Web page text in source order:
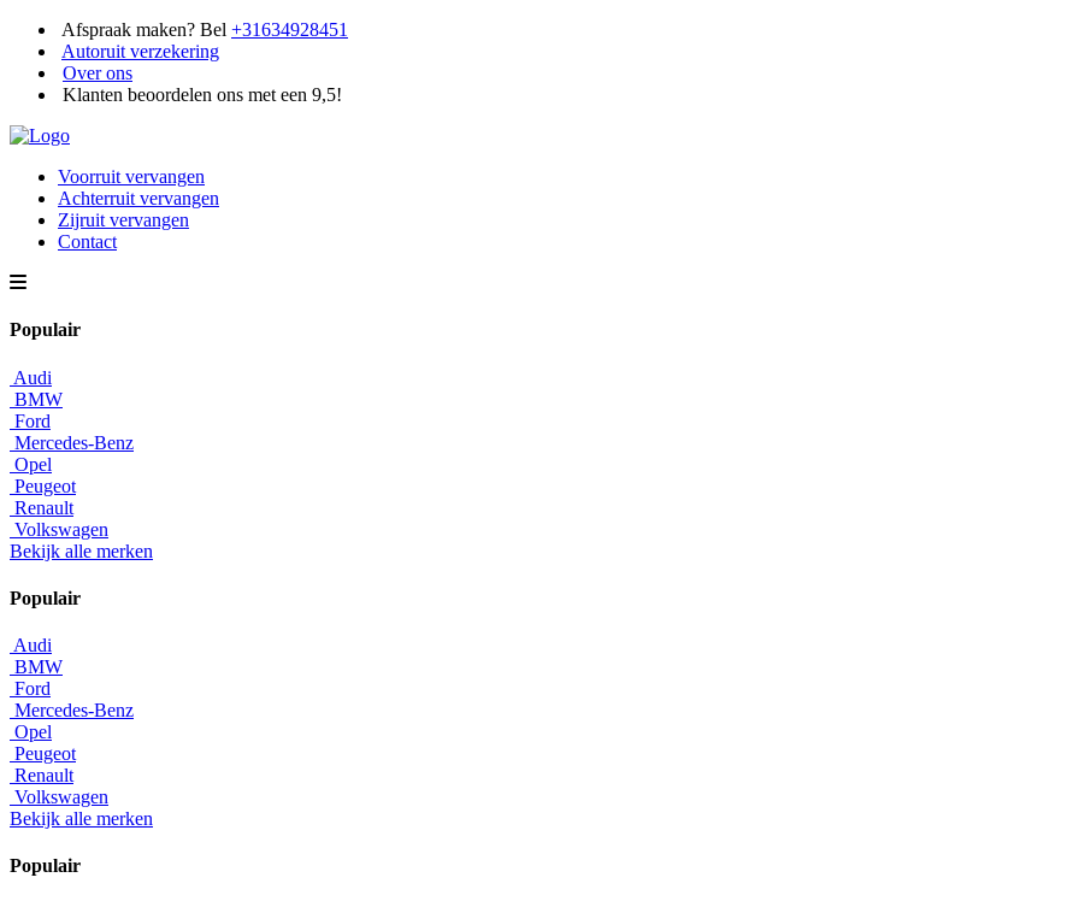
Afspraak maken? Bel +31634928451
Autoruit verzekering
Over ons
Klanten beoordelen ons met een 9,5!
Voorruit vervangen
Achterruit vervangen
Zijruit vervangen
Contact
Populair
Audi
BMW
Ford
Mercedes-Benz
Opel
Peugeot
Renault
Volkswagen
Bekijk alle merken
Populair
Audi
BMW
Ford
Mercedes-Benz
Opel
Peugeot
Renault
Volkswagen
Bekijk alle merken
Populair